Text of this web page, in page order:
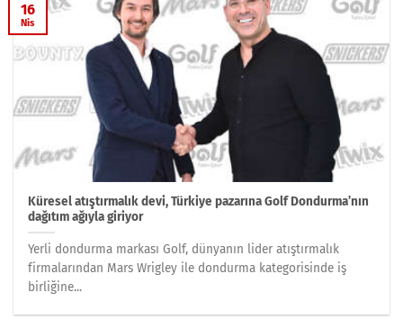
Küresel atıştırmalık devi, Türkiye pazarına Golf Dondurma’nın
dağıtım ağıyla giriyor
Yerli dondurma markası Golf, dünyanın lider atıştırmalık
firmalarından Mars Wrigley ile dondurma kategorisinde iş
birliğine...
16
Nis